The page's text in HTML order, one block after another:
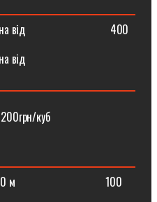
ціна від ⠀⠀⠀⠀⠀⠀⠀⠀⠀⠀400
від
куб
10 м⠀⠀⠀⠀⠀⠀⠀⠀⠀⠀⠀100